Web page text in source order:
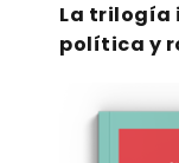
La trilogía
política y